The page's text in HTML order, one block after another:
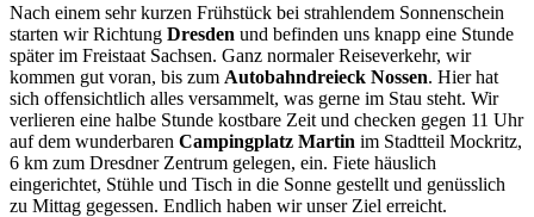
Nach einem sehr kurzen Frühstück bei strahlendem Sonnenschein
starten wir Richtung Dresden und befinden uns knapp eine Stunde
später im Freistaat Sachsen. Ganz normaler Reiseverkehr, wir
kommen gut voran, bis zum Autobahndreieck Nossen. Hier hat
sich offensichtlich alles versammelt, was gerne im Stau steht. Wir
verlieren eine halbe Stunde kostbare Zeit und checken gegen 11 Uhr
auf dem wunderbaren Campingplatz Martin im Stadtteil Mockritz,
6 km zum Dresdner Zentrum gelegen, ein. Fiete häuslich
eingerichtet, Stühle und Tisch in die Sonne gestellt und genüsslich
zu Mittag gegessen. Endlich haben wir unser Ziel erreicht.